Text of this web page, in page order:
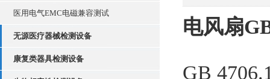
医用电气EMC电磁兼容测试
无源医疗器械检测设备
康复类器具检测设备
电风扇
GB